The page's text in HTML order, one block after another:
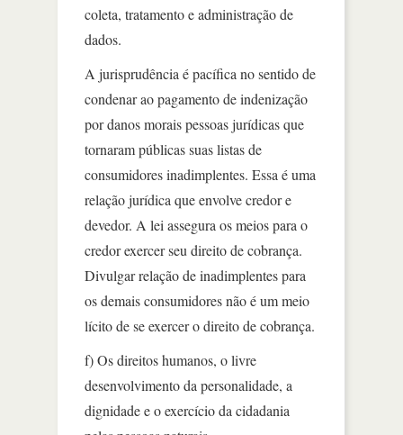
coleta, tratamento e administração de
dados.
A jurisprudência é pacífica no sentido de
condenar ao pagamento de indenização
por danos morais pessoas jurídicas que
tornaram públicas suas listas de
consumidores inadimplentes. Essa é uma
relação jurídica que envolve credor e
devedor. A lei assegura os meios para o
credor exercer seu direito de cobrança.
Divulgar relação de inadimplentes para
os demais consumidores não é um meio
lícito de se exercer o direito de cobrança.
f) Os direitos humanos, o livre
desenvolvimento da personalidade, a
dignidade e o exercício da cidadania